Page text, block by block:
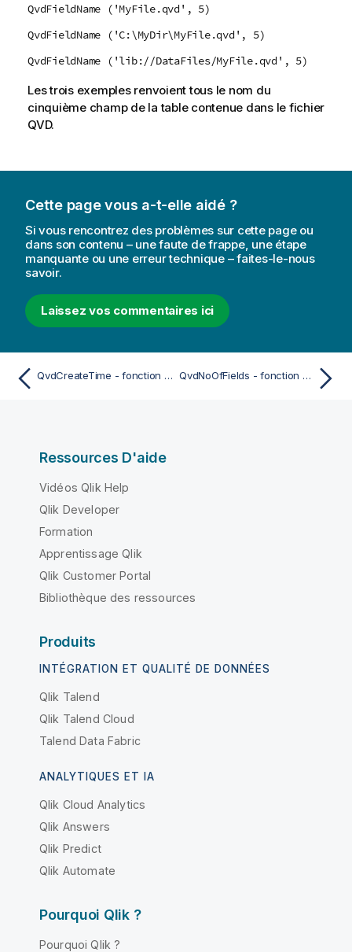
QvdFieldName ('MyFile.qvd', 5)
QvdFieldName ('C:\MyDir\MyFile.qvd', 5)
QvdFieldName ('lib://DataFiles/MyFile.qvd', 5)
Les trois exemples renvoient tous le nom du
cinquième champ de la table contenue dans le fichier
QVD.
Cette page vous a-t-elle aidé ?
Si vous rencontrez des problèmes sur cette page ou
dans son contenu – une faute de frappe, une étape
manquante ou une erreur technique – faites-le-nous
savoir.
Laissez vos commentaires ici
QvdCreateTime - fonction de script QvdNoOfFields - fonction de script
Ressources D'aide
Vidéos Qlik Help
Qlik Developer
Formation
Apprentissage Qlik
Qlik Customer Portal
Bibliothèque des ressources
Produits
INTÉGRATION ET QUALITÉ DE DONNÉES
Qlik Talend
Qlik Talend Cloud
Talend Data Fabric
ANALYTIQUES ET IA
Qlik Cloud Analytics
Qlik Answers
Qlik Predict
Qlik Automate
Pourquoi Qlik ?
Pourquoi Qlik ?